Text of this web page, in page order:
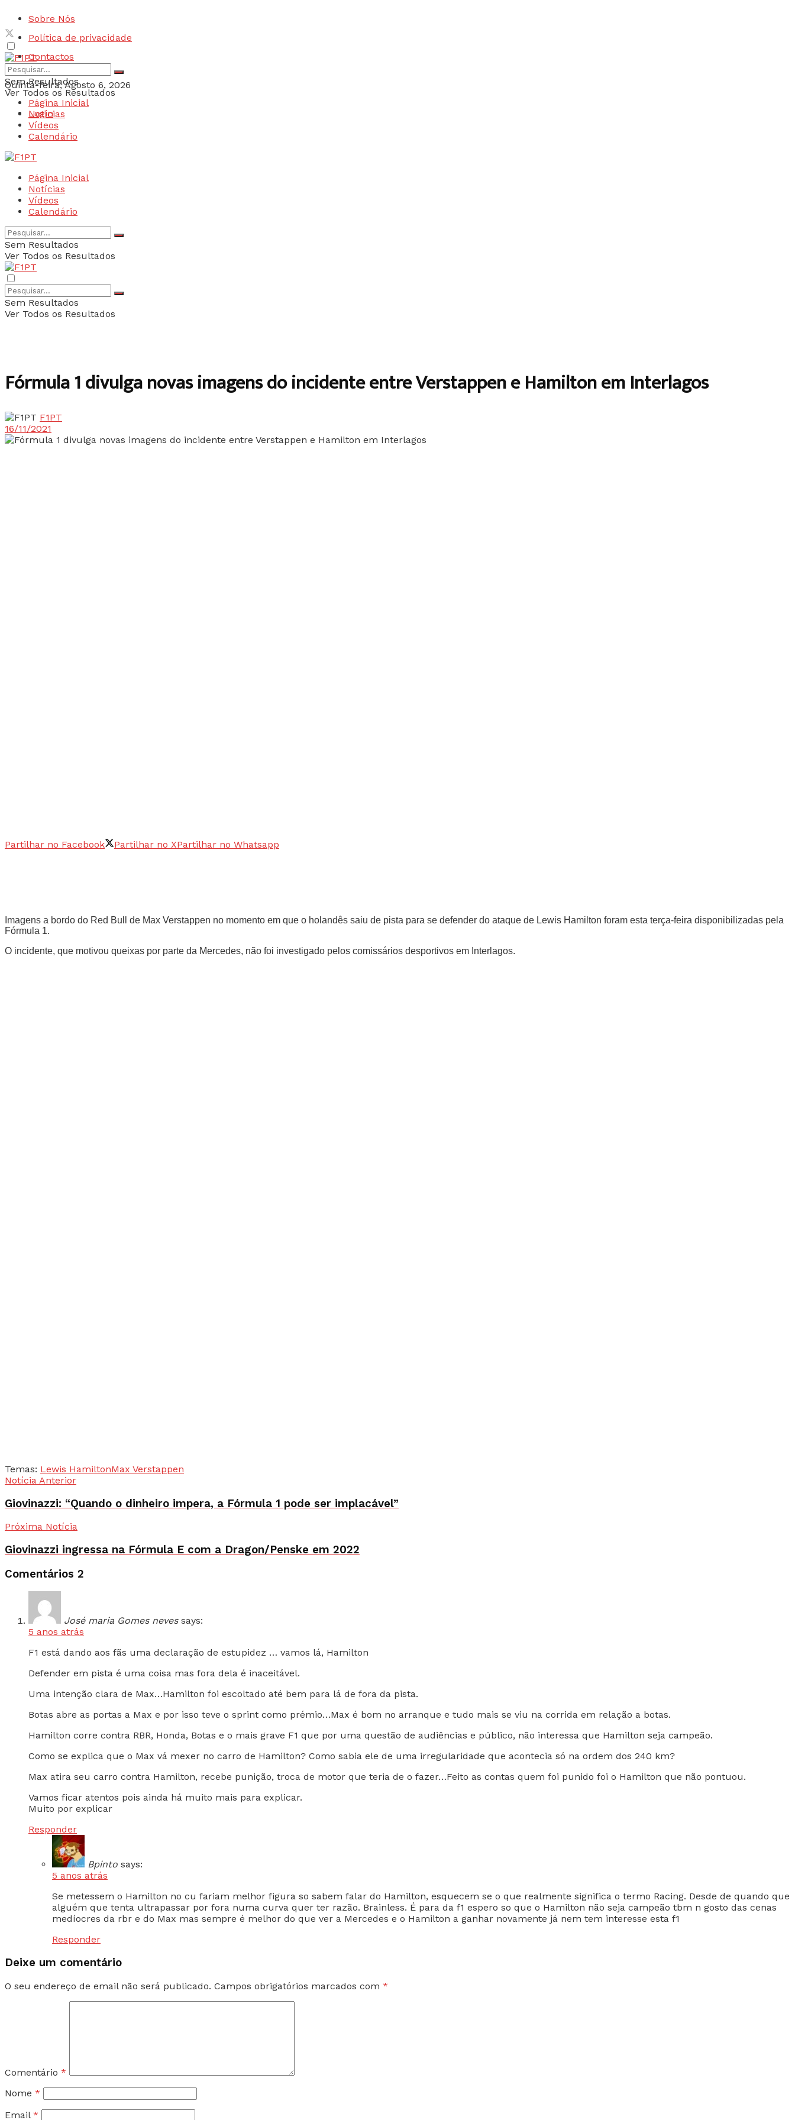
Sobre Nós
Política de privacidade
Contactos
Quinta-feira, Agosto 6, 2026
Login
Sem Resultados
Ver Todos os Resultados
Página Inicial
Notícias
Vídeos
Calendário
Página Inicial
Notícias
Vídeos
Calendário
Sem Resultados
Ver Todos os Resultados
Sem Resultados
Ver Todos os Resultados
Fórmula 1 divulga novas imagens do incidente entre Verstappen e Hamilton em Interlagos
F1PT
16/11/2021
Partilhar no Facebook Partilhar no XPartilhar no Whatsapp
Imagens a bordo do Red Bull de Max Verstappen no momento em que o holandês saiu de pista para se defender do ataque de Lewis Hamilton foram esta terça-feira disponibilizadas pela
Fórmula 1.
O incidente, que motivou queixas por parte da Mercedes, não foi investigado pelos comissários desportivos em Interlagos.
Temas: Lewis HamiltonMax Verstappen
Notícia Anterior
Giovinazzi: “Quando o dinheiro impera, a Fórmula 1 pode ser implacável”
Próxima Notícia
Giovinazzi ingressa na Fórmula E com a Dragon/Penske em 2022
Comentários 2
José maria Gomes neves says:
5 anos atrás
F1 está dando aos fãs uma declaração de estupidez … vamos lá, Hamilton
Defender em pista é uma coisa mas fora dela é inaceitável.
Uma intenção clara de Max…Hamilton foi escoltado até bem para lá de fora da pista.
Botas abre as portas a Max e por isso teve o sprint como prémio…Max é bom no arranque e tudo mais se viu na corrida em relação a botas.
Hamilton corre contra RBR, Honda, Botas e o mais grave F1 que por uma questão de audiências e público, não interessa que Hamilton seja campeão.
Como se explica que o Max vá mexer no carro de Hamilton? Como sabia ele de uma irregularidade que acontecia só na ordem dos 240 km?
Max atira seu carro contra Hamilton, recebe punição, troca de motor que teria de o fazer…Feito as contas quem foi punido foi o Hamilton que não pontuou.
Vamos ficar atentos pois ainda há muito mais para explicar.
Muito por explicar
Responder
Bpinto says:
5 anos atrás
Se metessem o Hamilton no cu fariam melhor figura so sabem falar do Hamilton, esquecem se o que realmente significa o termo Racing. Desde de quando que
alguém que tenta ultrapassar por fora numa curva quer ter razão. Brainless. É para da f1 espero so que o Hamilton não seja campeão tbm n gosto das cenas
medíocres da rbr e do Max mas sempre é melhor do que ver a Mercedes e o Hamilton a ganhar novamente já nem tem interesse esta f1
Responder
Deixe um comentário
O seu endereço de email não será publicado. Campos obrigatórios marcados com *
Comentário *
Nome *
Email *